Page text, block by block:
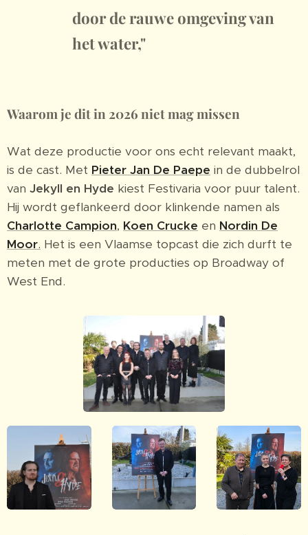
door de rauwe omgeving van
het water,"
Waarom je dit in 2026 niet mag missen
Wat deze productie voor ons echt relevant maakt,
is de cast. Met Pieter Jan De Paepe in de dubbelrol
van Jekyll en Hyde kiest Festivaria voor puur talent.
Hij wordt geflankeerd door klinkende namen als
Charlotte Campion, Koen Crucke en Nordin De
Moor. Het is een Vlaamse topcast die zich durft te
meten met de grote producties op Broadway of
West End.